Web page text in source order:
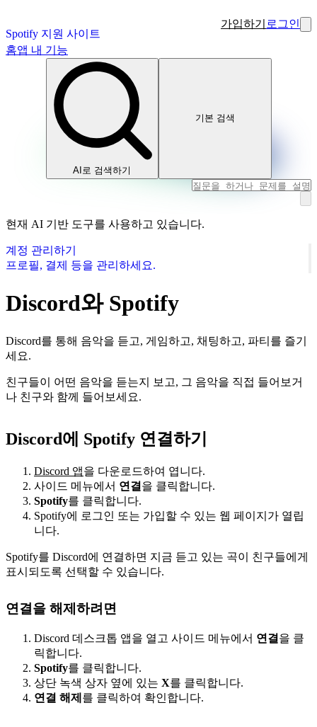
Spotify 지원 사이트
가입하기 로그인
홈앱 내 기능
AI로 검색하기
기본 검색
현재 AI 기반 도구를 사용하고 있습니다.
계정 관리하기
프로필, 결제 등을 관리하세요.
Discord와 Spotify
Discord를 통해 음악을 듣고, 게임하고, 채팅하고, 파티를 즐기
세요.
친구들이 어떤 음악을 듣는지 보고, 그 음악을 직접 들어보거
나 친구와 함께 들어보세요.
Discord에 Spotify 연결하기
Discord 앱을 다운로드하여 엽니다.
사이드 메뉴에서 연결 을 클릭합니다.
Spotify를 클릭합니다.
Spotify에 로그인 또는 가입할 수 있는 웹 페이지가 열립
니다.
Spotify를 Discord에 연결하면 지금 듣고 있는 곡이 친구들에게
표시되도록 선택할 수 있습니다.
연결을 해제하려면
Discord 데스크톱 앱을 열고 사이드 메뉴에서 연결 을 클
릭합니다.
Spotify를 클릭합니다.
상단 녹색 상자 옆에 있는 X를 클릭합니다.
연결 해제 를 클릭하여 확인합니다.